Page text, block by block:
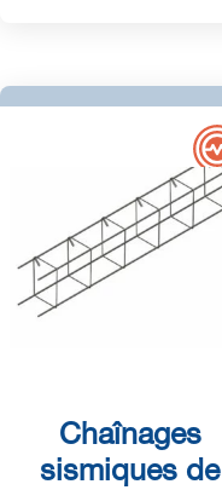
Chaînages
sismiques de